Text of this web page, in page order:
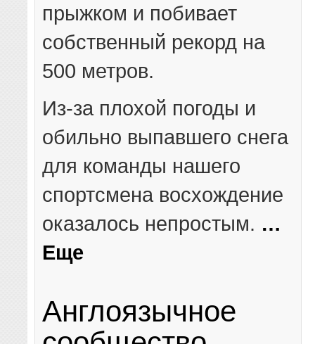
прыжком и побивает
собственный рекорд на
500 метров.
Из-за плохой погоды и
обильно выпавшего снега
для команды нашего
спортсмена восхождение
оказалось непростым. …
Еще
Англоязычное